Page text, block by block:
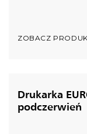
ZOBACZ
Drukarka
podczerwień